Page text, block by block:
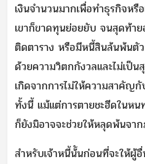
เงินจำนวนมากเพื่อทำธุรกิจหรื
เขาก็ขาดทุนย่อยยับ จนสุดท้า
ติดตาราง หรือมีหนี้สินล้นพ้นตั
ด้วยความวิตกกังวลและไม่เป็
เกิดจากการไม่ให้ความสาคัญ
ทั้งนี้ แม้แต่การตายชะฮีดในห
ก็ยังมิอาจจะช่วยให้หลุดพ้นจา
สำหรับเจ้าหนี้น้ันก่อนที่จะให้ผู้